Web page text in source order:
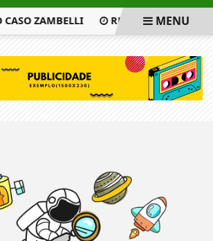
ZAMBELLI RENOVAÇÃO DE
MENU